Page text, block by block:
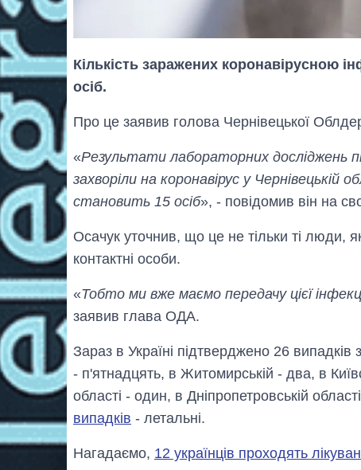
Кількість заражених коронавірусною
осіб.
Про це заявив голова Чернівецької
«Результати лабораторних досліджень
захворіли на коронавірус у Чернівецькій
становить 15 осіб», - повідомив він на
Осачук уточнив, що це не тільки ті люди,
контактні особи.
«Тобто ми вже маємо передачу цієї
заявив глава ОДА.
Зараз в Україні підтверджено 26
- п'ятнадцять, в Житомирській - два, в
області - один, в Дніпропетровській
випадків - летальні.
Нагадаємо, 12 українців проходять